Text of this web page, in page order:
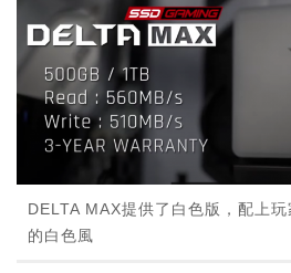
DELTA MAX提供了白色版，配上
的白色風